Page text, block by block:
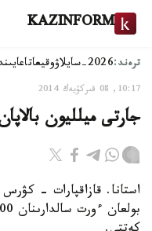
KAZINFORM
ترەند:2026-سايلاۋ وقيعا
10:17, 08 قىركۇيەك 2014
جارتى ميلليون
استانا. قازاقپارات -